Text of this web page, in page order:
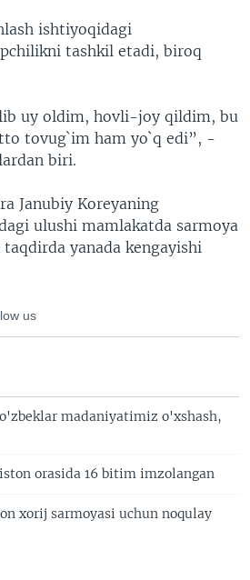
ishtiyoqidagi
tashkil etadi, biroq
uy oldim, hovli-joy qildim, bu
tovug`im ham yo`q edi”, -
biri.
Janubiy Koreyaning
ulushi mamlakatda sarmoya
yanada kengayishi
us
madaniyatimiz o'xshash,
orasida 16 bitim imzolangan
xorij sarmoyasi uchun noqulay